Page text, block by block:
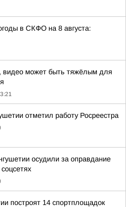
в СКФО на 8 августа:
видео может быть тяжёлым для
отметил работу Росреестра
осудили за оправдание
построят 14 спортплощадок